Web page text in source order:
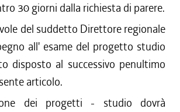
30 giorni dalla richiesta di parere.
del suddetto Direttore regionale
all' esame del progetto studio
disposto al successivo penultimo
articolo.
dei progetti - studio dovrà